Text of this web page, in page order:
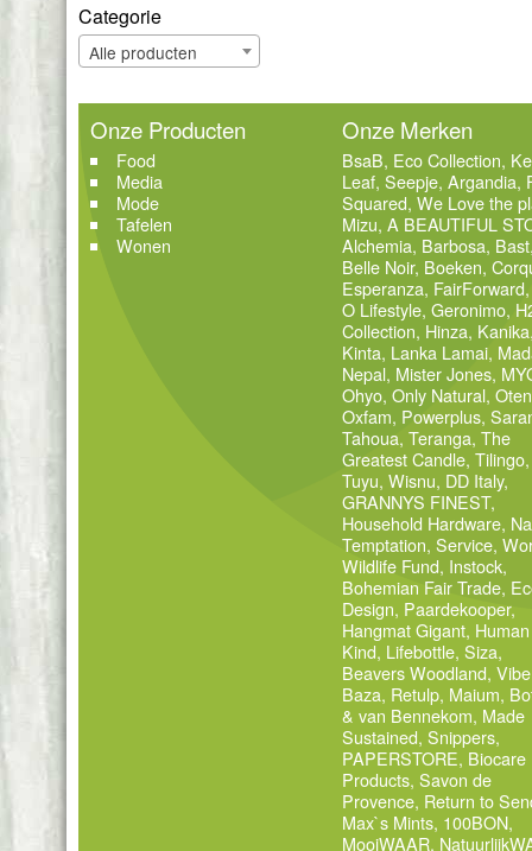
Categorie
Alle producten
Onze Producten
Food
Media
Mode
Tafelen
Wonen
Onze Merken
BsaB, Eco Collection,
Leaf,Seepje,Argandia,
Squared,We Love the
Mizu,A BEAUTIFUL
Alchemia, Barbosa, Bast
Belle Noir, Boeken,
Esperanza, FairForward
O Lifestyle,Geronimo,
Collection, Hinza, Kanika
Kinta, Lanka Lamai,
Nepal, Mister Jones,
Ohyo,Only Natural,
Oxfam, Powerplus,
Tahoua,Teranga,The
Greatest Candle,Tilingo,
Tuyu,Wisnu, DD Italy,
GRANNYS FINEST,
Household Hardware,
Temptation,Service,
Wildlife Fund, Instock,
Bohemian Fair Trade,
Design, Paardekooper,
Hangmat Gigant,
Kind, Lifebottle,Siza,
Beavers Woodland,
Baza, Retulp, Maium,
& van Bennekom, Made
Sustained,Snippers,
PAPERSTORE, Biocare
Products,Savon de
Provence, Return to
Max`s Mints, 100BON,
MooiWAAR,